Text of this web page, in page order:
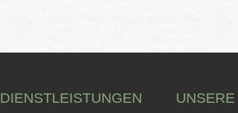
DIENSTLEISTUNGEN